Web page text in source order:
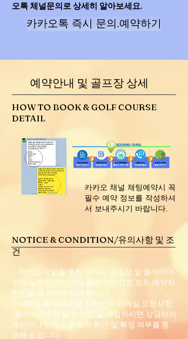
오톡 체널문의로 상세히 알아보세요.
카카오톡 즉시 문의.예약하기
예약안내 및 골프장 상세
HOW TO BOOK & GOLF COURSE
DETAIL
​카카오 채널 채팅예약시 꼭
필수 예약 정보를 작성하셔
서 보내주시기 바랍니다.
NOTICE & CONDITION/유의사항 및 조
건
1.카카오 채널을 통한 예약시 골프장 및 플레이어
수와 날자,티업시간대,플레이어 성함 모두,예약자
전번을 꼭 적어주셔야 합니다.
2.이메일 예약시 이름,전화번호,이메일,요청사항
(플레이어수와 날자 시간)을 기입하시면 상담사가
유선이나 이메일로 예약 확인 및 확정 여부를 통
보해 드립니다.